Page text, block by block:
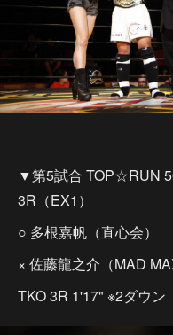
▼第5試合 TOP☆RUN
3R（EX1）
○ 多根嘉帆（直心会）
× 佐藤龍之介（MAD
TKO 3R 1'17" ※2ダウン